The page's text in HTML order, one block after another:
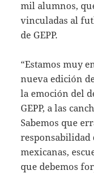
mil alumnos,
vinculadas al
de GEPP.
“Estamos muy
nueva edición
la emoción del
GEPP, a las
Sabemos que
responsabilidad
mexicanas,
que debemos